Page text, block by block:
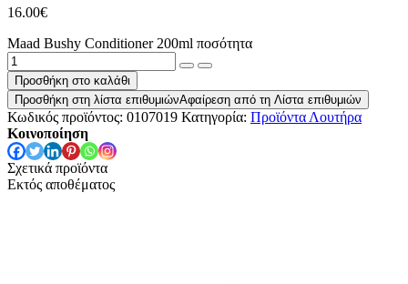
16.00€
Maad Bushy Conditioner 200ml ποσότητα
Προσθήκη στο καλάθι
Προσθήκη στη λίστα επιθυμιώνΑφαίρεση από τη Λίστα επιθυμιών
Κωδικός προϊόντος: 0107019 Κατηγορία: Προϊόντα Λουτήρα
Κοινοποίηση
Σχετικά προϊόντα
Εκτός αποθέματος